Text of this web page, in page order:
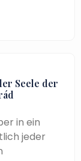
Seele der
in ein
jeder